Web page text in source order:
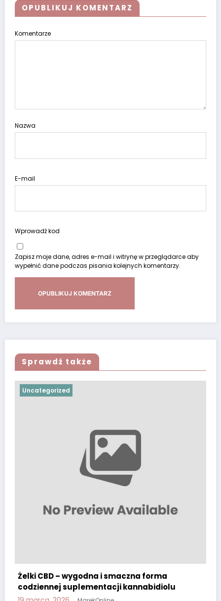
OPUBLIKUJ KOMENTARZ
Komentarze
Nazwa
E-mail
Wprowadź kod
Zapisz moje dane, adres e-mail i witrynę w przeglądarce aby
wypełnić dane podczas pisania kolejnych komentarzy.
Sprawdź także
Uncategorized
Żelki CBD – wygodna i smaczna forma
codziennej suplementacji kannabidiolu